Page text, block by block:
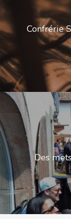
Confrérie
Des